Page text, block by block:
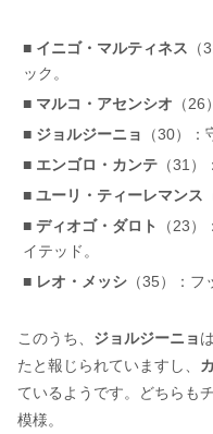
■ イニゴ・マルティネス
ック。
■ マルコ・アセンシオ （
■ ジョルジーニョ
（30）
■ エンゴロ・カンテ （31
■ ユーリ・ティーレマンス
■ ディオゴ・ダロト
（23
イテッド。
■ レオ・メッシ （35）：フ
このうち、 ジョルジーニョ
たと報じられていますし、
ているようです。どちらも
模様。